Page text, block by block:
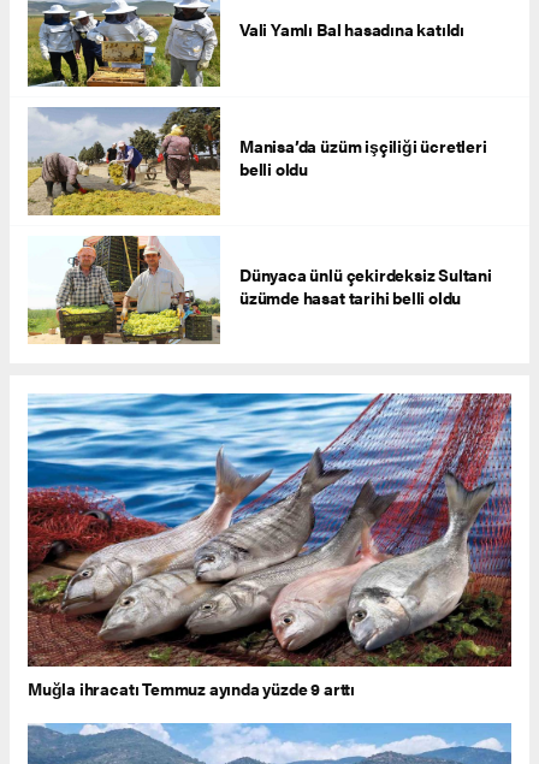
Vali Yamlı Bal hasadına katıldı
Manisa’da üzüm işçiliği ücretleri
belli oldu
Dünyaca ünlü çekirdeksiz Sultani
üzümde hasat tarihi belli oldu
Muğla ihracatı Temmuz ayında yüzde 9 arttı